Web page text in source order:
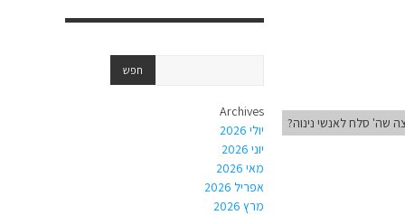
שה' סלח לאנשי נינוה?
Archives
יולי 2026
יוני 2026
מאי 2026
אפריל 2026
מרץ 2026